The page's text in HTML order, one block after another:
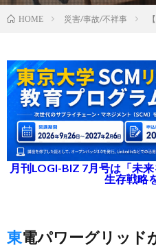
HOME 災害/事故/不祥事
月刊LOGI-BIZ 7月号は「未
生存戦略
東電パワーグリッドが一層の停電協力を要